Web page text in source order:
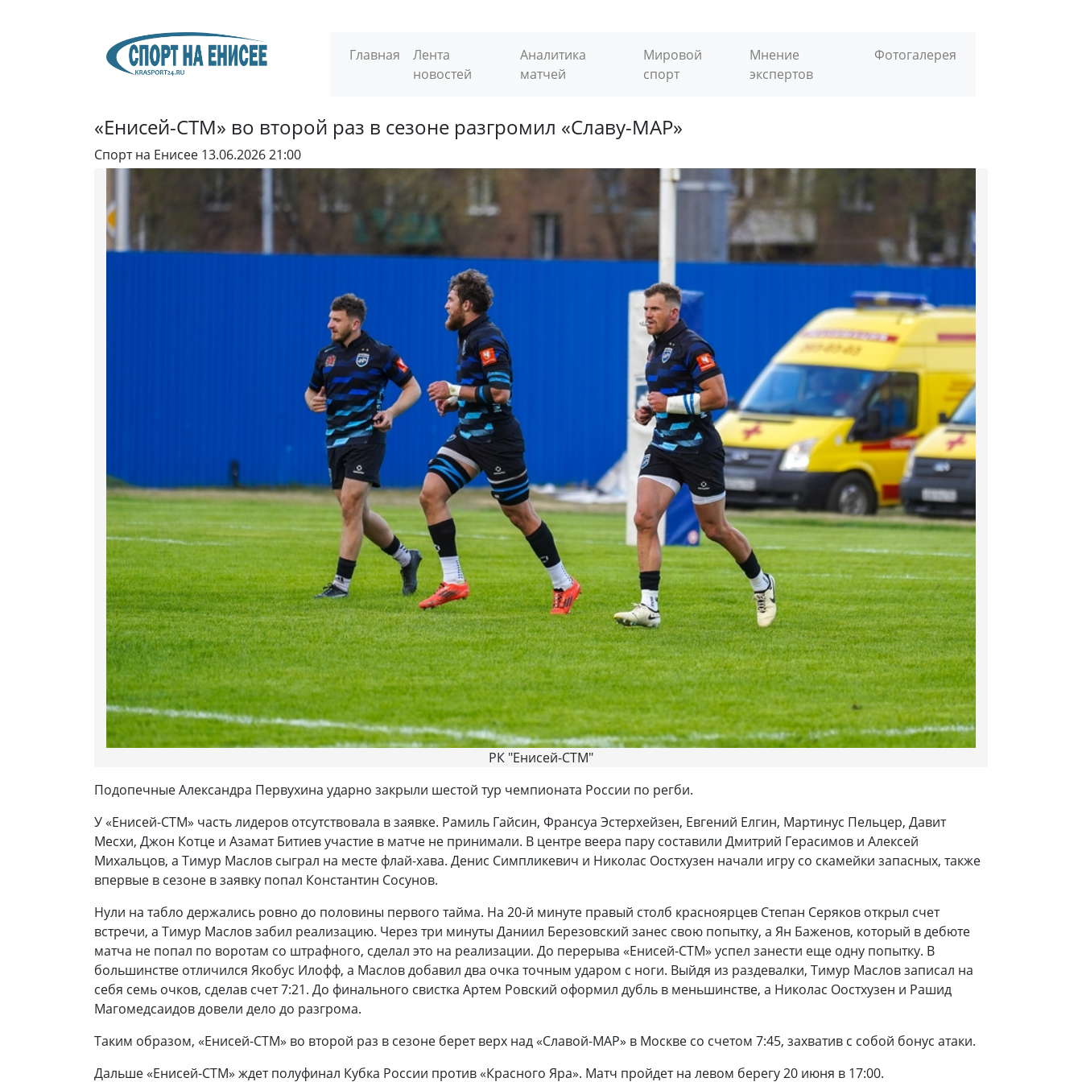
Главная
Лента
новостей
Аналитика
матчей
Мировой
спорт
Мнение
экспертов
Фотогалерея
«Енисей-СТМ» во второй раз в сезоне разгромил «Славу-МАР»
Спорт на Енисее 13.06.2026 21:00
РК "Енисей-СТМ"
Подопечные Александра Первухина ударно закрыли шестой тур чемпионата России по регби.
У «Енисей-СТМ» часть лидеров отсутствовала в заявке. Рамиль Гайсин, Франсуа Эстерхейзен, Евгений Елгин, Мартинус Пельцер, Давит
Месхи, Джон Котце и Азамат Битиев участие в матче не принимали. В центре веера пару составили Дмитрий Герасимов и Алексей
Михальцов, а Тимур Маслов сыграл на месте флай-хава. Денис Симпликевич и Николас Оостхузен начали игру со скамейки запасных, также
впервые в сезоне в заявку попал Константин Сосунов.
Нули на табло держались ровно до половины первого тайма. На 20-й минуте правый столб красноярцев Степан Серяков открыл счет
встречи, а Тимур Маслов забил реализацию. Через три минуты Даниил Березовский занес свою попытку, а Ян Баженов, который в дебюте
матча не попал по воротам со штрафного, сделал это на реализации. До перерыва «Енисей-СТМ» успел занести еще одну попытку. В
большинстве отличился Якобус Илофф, а Маслов добавил два очка точным ударом с ноги. Выйдя из раздевалки, Тимур Маслов записал на
себя семь очков, сделав счет 7:21. До финального свистка Артем Ровский оформил дубль в меньшинстве, а Николас Оостхузен и Рашид
Магомедсаидов довели дело до разгрома.
Таким образом, «Енисей-СТМ» во второй раз в сезоне берет верх над «Славой-МАР» в Москве со счетом 7:45, захватив с собой бонус атаки.
Дальше «Енисей-СТМ» ждет полуфинал Кубка России против «Красного Яра». Матч пройдет на левом берегу 20 июня в 17:00.